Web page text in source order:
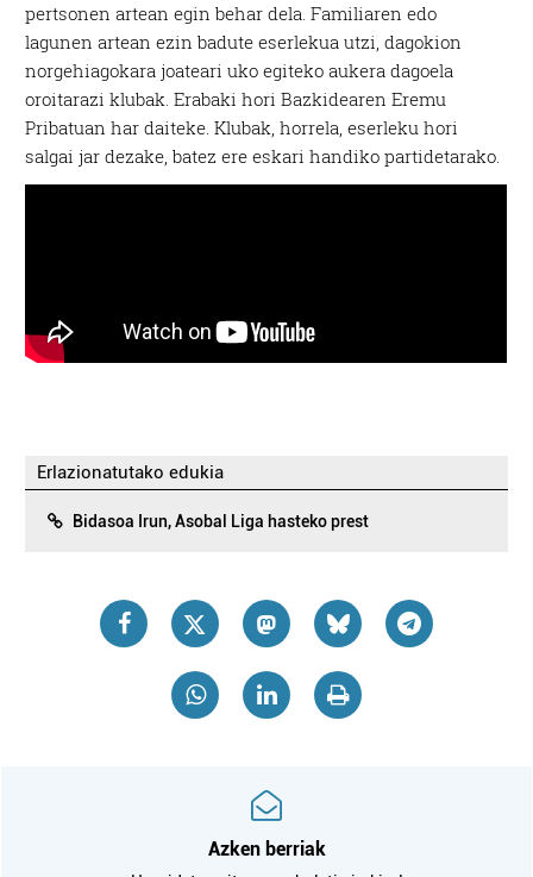
pertsonen artean egin behar dela. Familiaren edo
lagunen artean ezin badute eserlekua utzi, dagokion
norgehiagokara joateari uko egiteko aukera dagoela
oroitarazi klubak. Erabaki hori Bazkidearen Eremu
Pribatuan har daiteke. Klubak, horrela, eserleku hori
salgai jar dezake, batez ere eskari handiko partidetarako.
Erlazionatutako edukia
Bidasoa Irun, Asobal Liga hasteko prest
Azken berriak